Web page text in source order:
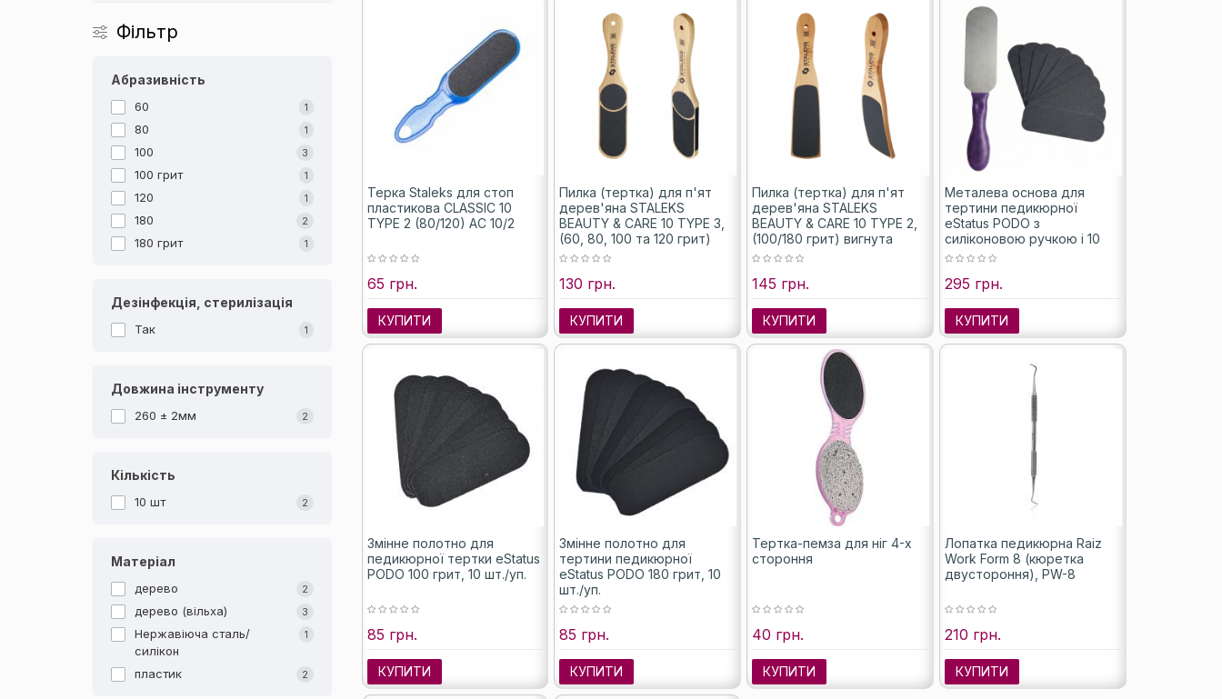
Фільтр
Абразивність
60 1
80 1
100 3
100 грит 1
120 1
180 2
180 грит 1
Дезінфекція, стерилізація
Так 1
Довжина інструменту
260 ± 2мм 2
Кількість
10 шт 2
Матеріал
дерево 2
дерево (вільха) 3
Нержавіюча сталь/
силікон
1
пластик 2
Терка Staleks для стоп
пластикова CLASSIC 10
TYPE 2 (80/120) AC 10/2
65 грн.
КУПИТИ
Пилка (тертка) для п'ят
дерев'яна STALEKS
BEAUTY & CARE 10 TYPE 3,
(60, 80, 100 та 120 грит)
130 грн.
КУПИТИ
Пилка (тертка) для п'ят
дерев'яна STALEKS
BEAUTY & CARE 10 TYPE 2,
(100/180 грит) вигнута
145 грн.
КУПИТИ
Металева основа для
тертини педикюрної
eStatus PODO з
силіконовою ручкою і 10
змінними файлами 100/180
295 грн.
КУПИТИ
Змінне полотно для
педикюрної тертки eStatus
PODO 100 грит, 10 шт./уп.
85 грн.
КУПИТИ
Змінне полотно для
тертини педикюрної
eStatus PODO 180 грит, 10
шт./уп.
85 грн.
КУПИТИ
Тертка-пемза для ніг 4-х
стороння
40 грн.
КУПИТИ
Лопатка педикюрна Raiz
Work Form 8 (кюретка
двустороння), PW-8
210 грн.
КУПИТИ